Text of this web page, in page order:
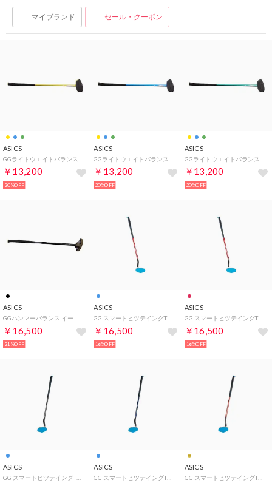
マイブランド セール・クーポン
ASICS
￥13,200
20%OFF
ASICS
￥13,200
20%OFF
ASICS
￥13,200
20%OFF
ASICS
￥16,500
21%OFF
ASICS
￥16,500
16%OFF
ASICS
GG スマートヒツテイングTC （メタルレツド）
￥16,500
16%OFF
ASICS ASICS ASICS
GG スマートヒツテイングTC （ピンクゴールド）